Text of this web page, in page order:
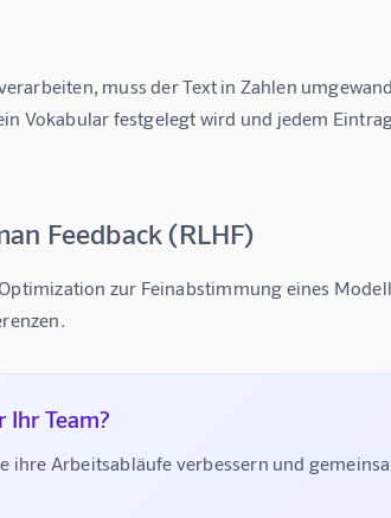
muss der Text in Zahlen
Vokabular festgelegt wird und jedem
Feedback (RLHF)
zur Feinabstimmung eines
Team?
ihre Arbeitsabläufe verbessern und